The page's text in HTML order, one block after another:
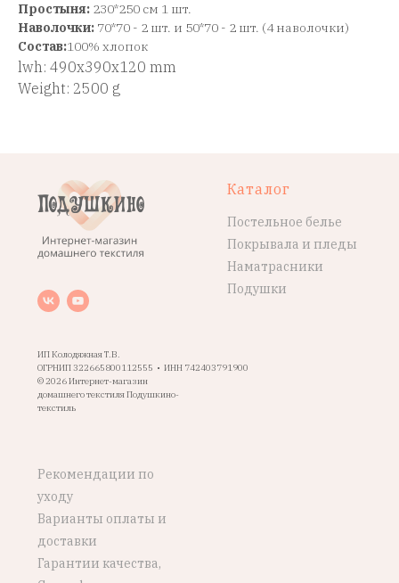
Простыня: 230*250 см 1 шт.
Наволочки: 70*70 - 2 шт. и 50*70 - 2 шт. (4 наволочки)
Состав:100% хлопок
lwh: 490x390x120 mm
Weight: 2500 g
ИП Колодяжная Т.В.
ОГРНИП 322665800112555 • ИНН 742403791900
© 2026 Интернет-магазин
домашнего текстиля Подушкино-
текстиль
Каталог
Постельное белье
Покрывала и пледы
Наматрасники
Подушки
Рекомендации по
уходу
Варианты оплаты и
доставки
Гарантии качества,